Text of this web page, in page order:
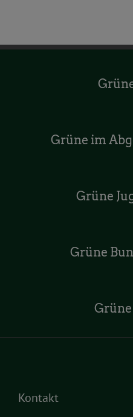
Grüne im
Grüne
Grüne
Kontakt